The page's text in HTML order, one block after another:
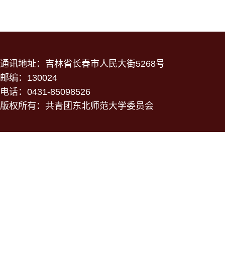
通讯地址：吉林省长春市人民大街5268号
邮编：130024
电话：0431-85098526
版权所有：共青团东北师范大学委员会